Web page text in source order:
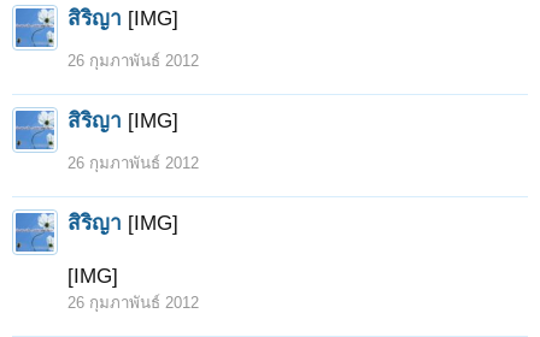
สิริญา [IMG]
26 กุมภาพันธ์ 2012
สิริญา [IMG]
26 กุมภาพันธ์ 2012
สิริญา [IMG]
[IMG]
26 กุมภาพันธ์ 2012